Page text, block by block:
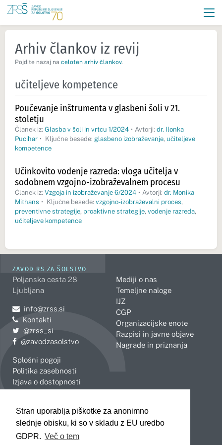
Stran uporablja piškotke za anonimno
slednje obisku, ki so v skladu z EU uredbo
GDPR. Več o tem
Arhiv člankov iz revij
Pojdite nazaj na celoten arhiv člankov.
učiteljeve kompetence
Poučevanje inštrumenta v glasbeni šoli v 21.
stoletju
Članek iz: Glasba v šoli in vrtcu 1/2024 • Avtorji: dr. Ilonka
Pucihar • Ključne besede: glasbeno izobraževanje, učiteljeve
kompetence
Učinkovito vodenje razreda: vloga učitelja v
sodobnem vzgojno-izobraževalnem procesu
Članek iz: Vzgoja in izobraževanje 6/2024 • Avtorji: dr. Monika
Mithans • Ključne besede: vzgojno-izobraževalni proces,
preventivne strategije, proaktivne strategije, vodenje razreda,
učiteljeve kompetence
ZAVOD RS ZA ŠOLSTVO
Poljanska cesta 28
Ljubljana
Pošljite e-mail na
info@zrss.si
Kontakti
Pojdite na Twitter:
@zrss_si
Pojdite na Facebook:
@zavodzasolstvo
Splošni pogoji
Politika zasebnosti
Izjava o dostopnosti
Mediji o nas
Temeljne naloge
IJZ
CGP
Organizacijske enote
Razpisi in javne objave
Nagrade in priznanja
Celje
Koper
Kranj
Novo mesto
Slovenj Gradec